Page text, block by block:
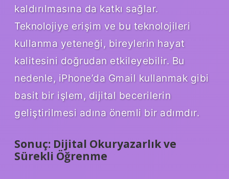
kaldırılmasına da katkı sağlar.
Teknolojiye erişim ve bu teknolojileri
kullanma yeteneği, bireylerin hayat
kalitesini doğrudan etkileyebilir. Bu
nedenle, iPhone’da Gmail kullanmak gibi
basit bir işlem, dijital becerilerin
geliştirilmesi adına önemli bir adımdır.
Sonuç: Dijital Okuryazarlık ve
Sürekli Öğrenme